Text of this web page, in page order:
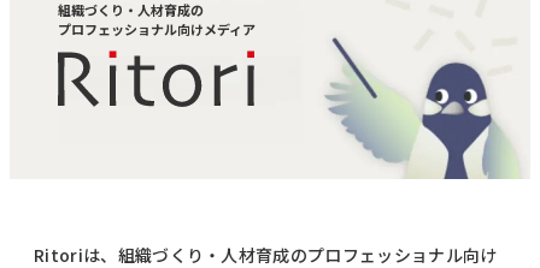
組織づくり・人材育成の
プロフェッショナル向けメディア
Ritoriは、組織づくり・人材育成のプロフェッショナル向け